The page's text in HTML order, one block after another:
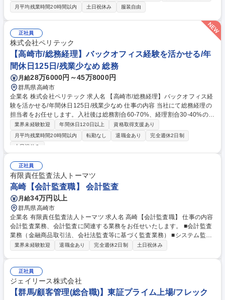
の運用支援・改善対応を担当いただきます。 【詳細】■電子カルテ/医事会
計/部門システム運用 ■利用者問い合わせ/障害一次対応 ■端末/プリンタの
設定/設置/資産管理 ■アカウント管理/台帳管理 ■サーバ/NW障害切り分け ■
データ抽出支援 ■マスター登録/修正 ■資料作成/報告業務 ■システム導入支
援/運用改善 等 ※地域の医療を支えている大規模医療機関のIT環境を担い,
医療現場を支えるやりがいの大きなお仕事です！ 募集職種 [群馬/高崎]院内
SE◎残業10h/年休130日超/自動車通勤可/医療現場のIT環境を支援
月平均残業時間20時間以内
土日祝休み 服装自由
正社員
株式会社ペリテック
【高崎市/総務経理】バックオフィス経験を活かせる/年
間休日125日/残業少なめ 総務
月給28万6000円～45万8000円
群馬県高崎市
企業名 株式会社ペリテック 求人名 【高崎市/総務経理】バックオフィス経
験を活かせる/年間休日125日/残業少なめ 仕事の内容 当社にて総務経理の
担当者をお任せします。入社後は総務割合60-70%、経理割合30-40%の業
務割合を想定しております。 業務内容の変更範囲：当社業務全般 【以下
想定される業務です】 ＜総務業務＞ ・社内備品管理、備品発注業務、社
内修繕対応 ・36協定に関する手続き ・有休の管理 ・求人に関する手続
電話対応 ・その他庶務業務 ＜経理業務＞ ・入出金管理、売掛金・買掛金
管理、現預金管理 ・仕訳計上、精算処理、振込手配、納税処理 ・海外送
金 ・固定資産管理 ・年末調整についての取りまとめ ・会計事務所、監査
法人とのやり取り 募集職種 【高崎市/総務経理】バックオフィス経験を活
かせる/年間休日125日/残業少なめ
業界未経験歓迎 年間休日120日以上
資格取得支援あり
月平均残業時間20時間以内
転勤なし 退職金あり
完全週休2日制
土日祝休み
正社員
有限責任監査法人トーマツ
高崎【会計監査職】 会計監査
月給34万円以上
群馬県高崎市
企業名 有限責任監査法人トーマツ 求人名 高崎【会計監査職】 仕事の内容
会計監査業務、会計監査に関連する業務をお任せいたします。 ■会計監査
業務（金融商品取引法、会社法監査等に基づく監査業務） ■システム監査
■株式上場支援■各種アドバイザリーサービス ■金融関連サービス■ベンチ
に、将来的に、アドバイザリー/コンサルティング業務に軸足を移すことも
可能です 募集職種 高崎【会計監査職】
業界未経験歓迎 退職金あり 完全週休2日制 土日祝休み
正社員
ジェイリース株式会社
【群馬/顧客管理(総合職)】東証プライム上場/フレック